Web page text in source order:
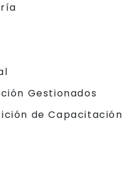
Gestionados
de Capacitación